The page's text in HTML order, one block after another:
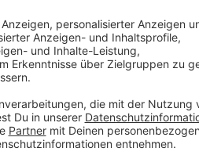
Mehr Meldungen aus
Anzeige
Aufbau der Weihnachtsmärkte